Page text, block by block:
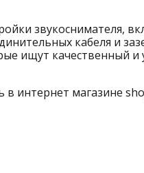
звукоснимателя,
кабеля и
ищут качественный и
в интернет магазине